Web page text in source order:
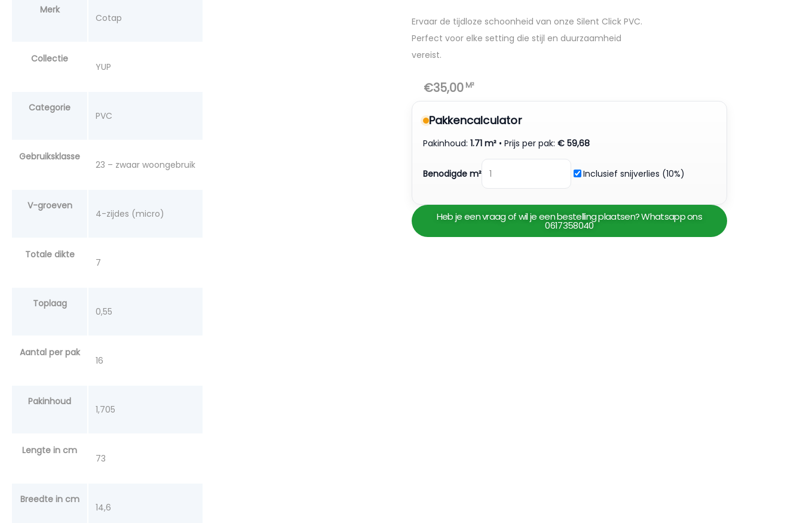
Merk
Cotap
Collectie
YUP
Categorie
PVC
Gebruiksklasse
23 – zwaar woongebruik
V-groeven
4-zijdes (micro)
Totale dikte
7
Toplaag
0,55
Aantal per pak
16
Pakinhoud
1,705
Lengte in cm
73
Breedte in cm
14,6
Ervaar de tijdloze schoonheid van onze Silent Click PVC.
Perfect voor elke setting die stijl en duurzaamheid
vereist.
€35,00 M²
Pakkencalculator
Pakinhoud: 1.71 m²• Prijs per pak: €59,68
Benodigde m² Inclusief snijverlies (10%)
Heb je een vraag of wil je een bestelling plaatsen? Whatsapp ons
0617358040